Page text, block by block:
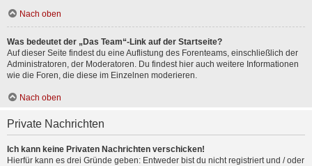
Nach oben
Was bedeutet der „Das Team“-Link auf der Startseite?
Auf dieser Seite findest du eine Auflistung des Forenteams, einschließlich der
Administratoren, der Moderatoren. Du findest hier auch weitere Informationen
wie die Foren, die diese im Einzelnen moderieren.
Nach oben
Private Nachrichten
Ich kann keine Privaten Nachrichten verschicken!
Hierfür kann es drei Gründe geben: Entweder bist du nicht registriert und / oder